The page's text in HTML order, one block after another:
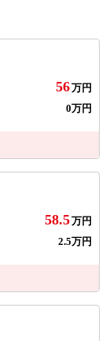
56万円
0万円
58.5万円
2.5万円